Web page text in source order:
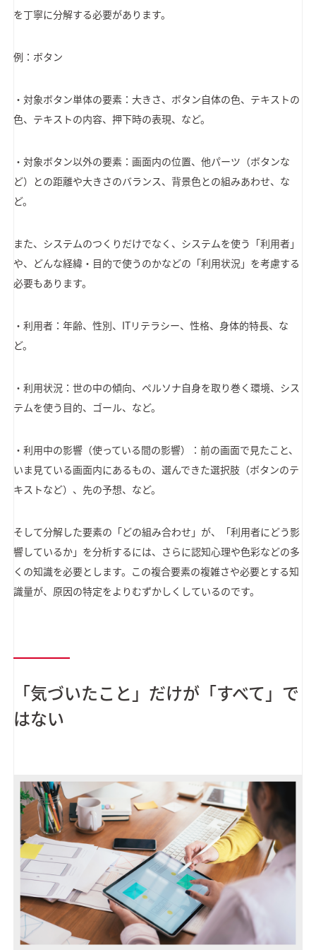
を丁寧に分解する必要があります。
例：ボタン
・対象ボタン単体の要素：大きさ、ボタン自体の色、テキストの
色、テキストの内容、押下時の表現、など。
・対象ボタン以外の要素：画面内の位置、他パーツ（ボタンな
ど）との距離や大きさのバランス、背景色との組みあわせ、な
ど。
また、システムのつくりだけでなく、システムを使う「利用者」
や、どんな経緯・目的で使うのかなどの「利用状況」を考慮する
必要もあります。
・利用者：年齢、性別、ITリテラシー、性格、身体的特長、な
ど。
・利用状況：世の中の傾向、ペルソナ自身を取り巻く環境、シス
テムを使う目的、ゴール、など。
・利用中の影響（使っている間の影響）：前の画面で見たこと、
いま見ている画面内にあるもの、選んできた選択肢（ボタンのテ
キストなど）、先の予想、など。
そして分解した要素の「どの組み合わせ」が、「利用者にどう影
響しているか」を分析するには、さらに認知心理や色彩などの多
くの知識を必要とします。この複合要素の複雑さや必要とする知
識量が、原因の特定をよりむずかしくしているのです。
「気づいたこと」だけが「すべて」で
はない